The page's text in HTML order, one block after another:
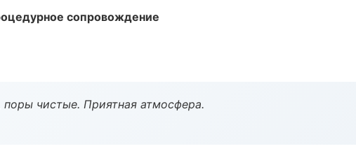
сопровождение
чистые. Приятная атмосфера.